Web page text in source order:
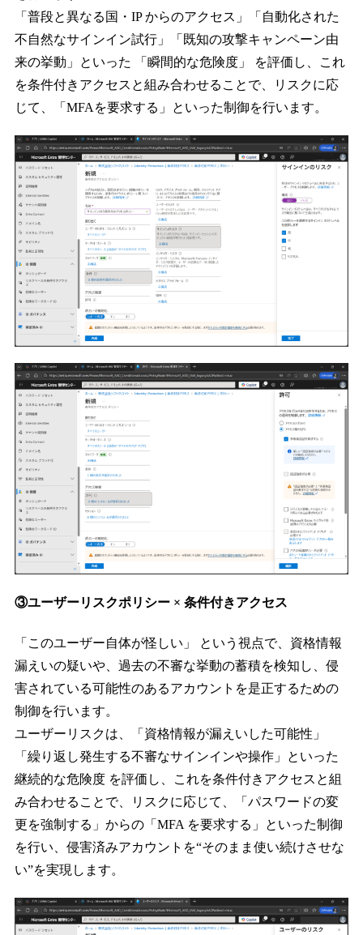
「普段と異なる国・IP からのアクセス」「自動化された
不自然なサインイン試行」「既知の攻撃キャンペーン由
来の挙動」といった 「瞬間的な危険度」 を評価し、これ
を条件付きアクセスと組み合わせることで、リスクに応
じて、「MFAを要求する」といった制御を行います。
③ユーザーリスクポリシー × 条件付きアクセス
「このユーザー自体が怪しい」 という視点で、資格情報
漏えいの疑いや、過去の不審な挙動の蓄積を検知し、侵
害されている可能性のあるアカウントを是正するための
制御を行います。
ユーザーリスクは、「資格情報が漏えいした可能性」
「繰り返し発生する不審なサインインや操作」といった
継続的な危険度 を評価し、これを条件付きアクセスと組
み合わせることで、リスクに応じて、「パスワードの変
更を強制する」からの「MFA を要求する」といった制御
を行い、侵害済みアカウントを“そのまま使い続けさせな
い”を実現します。